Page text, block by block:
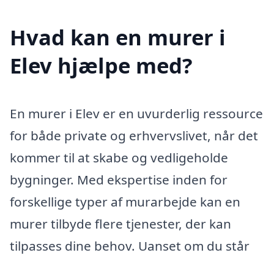
Hvad kan en murer i
Elev hjælpe med?
En murer i Elev er en uvurderlig ressource
for både private og erhvervslivet, når det
kommer til at skabe og vedligeholde
bygninger. Med ekspertise inden for
forskellige typer af murarbejde kan en
murer tilbyde flere tjenester, der kan
tilpasses dine behov. Uanset om du står